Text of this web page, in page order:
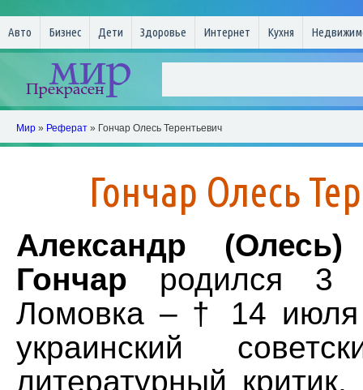
Авто Бизнес Дети Здоровье Интернет Кухня
Мир » Реферат » Гончар Олесь Терентьевич
Гончар Олесь
Александр (Олесь)
Гончар родился 3
Ломовка – † 14
украинский
литературный